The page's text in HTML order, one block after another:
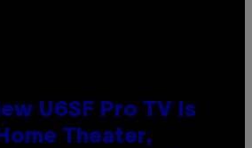
U6SF Pro TV Is
Theater,